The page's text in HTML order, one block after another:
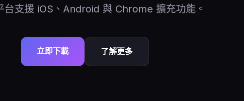
台支援 iOS、Android 與 Chrome 擴充功能。
立即下載 了解更多